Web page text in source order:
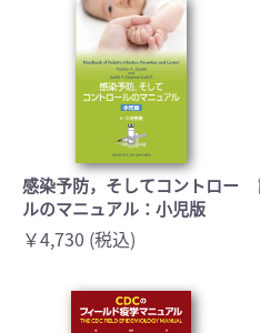
感染予防，そしてコントロー
ルのマニュアル：小児版
￥4,730 (税込)